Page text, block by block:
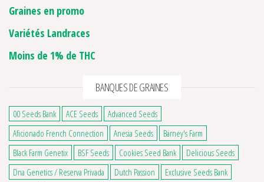
Graines en promo
Variétés Landraces
Moins de 1% de THC
BANQUES DE GRAINES
00 Seeds Bank ACE Seeds
Advanced Seeds
Aficionado French Connection
Anesia Seeds
Barney's Farm
Black Farm Genetix
BSF Seeds Cookies Seed Bank
Delicious Seeds
Dna Genetics / Reserva Privada
Dutch Passion
Exclusive Seeds Bank